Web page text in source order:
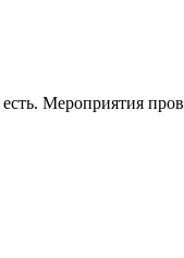
Мероприятия